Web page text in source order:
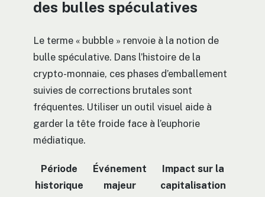
des bulles spéculatives
Le terme « bubble » renvoie à la notion de
bulle spéculative. Dans l’histoire de la
crypto-monnaie, ces phases d’emballement
suivies de corrections brutales sont
fréquentes. Utiliser un outil visuel aide à
garder la tête froide face à l’euphorie
médiatique.
Période
historique
Événement
majeur
Impact sur la
capitalisation